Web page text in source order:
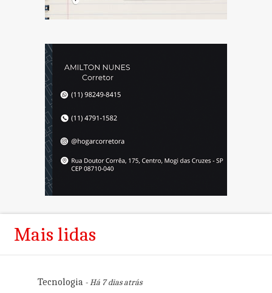
Mais lidas
Tecnologia- Há 7 dias atrás